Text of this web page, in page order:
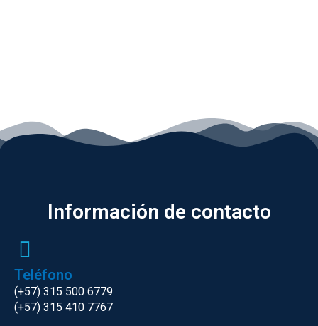
Información de contacto
Teléfono
(+57) 315 500 6779
(+57) 315 410 7767